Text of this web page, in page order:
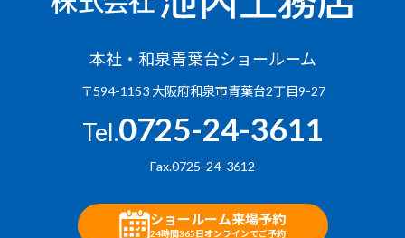
本社・和泉青葉台ショールーム
〒594-1153 大阪府和泉市青葉台2丁目9-27
Tel.0725-24-3611
Fax.0725-24-3612
ショールーム来場予約
24時間365日オンラインでご予約